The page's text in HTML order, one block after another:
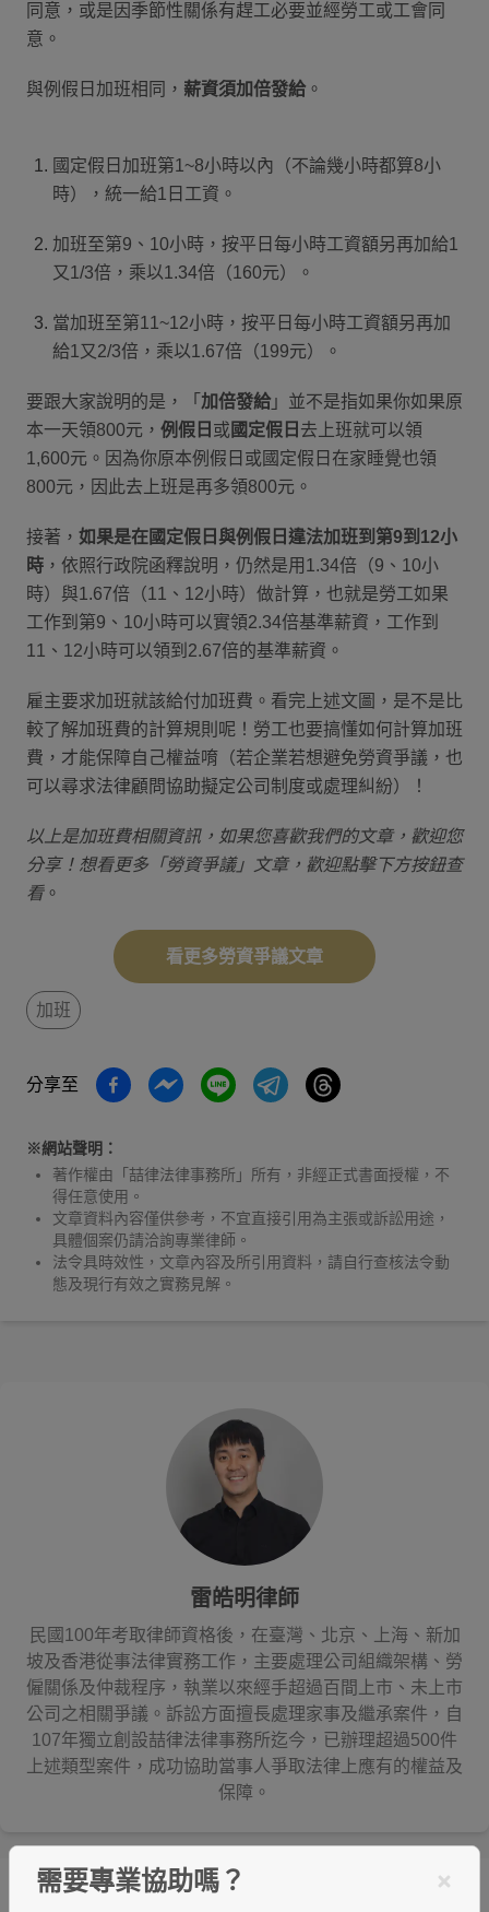
同意，或是因季節性關係有趕工必要並經勞工或工會同
意。
與例假日加班相同， 薪資須加倍發給 。
國定假日加班第1~8小時以內（不論幾小時都算8小
時），統一給1日工資。
加班至第9、10小時，按平日每小時工資額另再加給1
又1/3倍，乘以1.34倍（160元）。
當加班至第11~12小時，按平日每小時工資額另再加
給1又2/3倍，乘以1.67倍（199元）。
要跟大家說明的是，「 加倍發給 」並不是指如果你如果原
本一天領800元， 例假日 或國定假日 去上班就可以領
1,600元。因為你原本例假日或國定假日在家睡覺也領
800元，因此去上班是再多領800元。
接著， 如果是在國定假日與例假日違法加班到第9到12小
時 ，依照行政院函釋說明，仍然是用1.34倍（9、10小
時）與1.67倍（11、12小時）做計算，也就是勞工如果
工作到第9、10小時可以實領2.34倍基準薪資，工作到
11、12小時可以領到2.67倍的基準薪資。
雇主要求加班就該給付加班費。看完上述文圖，是不是比
較了解加班費的計算規則呢！勞工也要搞懂如何計算加班
費，才能保障自己權益唷（若企業若想避免勞資爭議，也
可以尋求法律顧問協助擬定公司制度或處理糾紛）！
以上是加班費相關資訊，如果您喜歡我們的文章，歡迎您
分享！想看更多「勞資爭議」文章，歡迎點擊下方按鈕查
看。
看更多勞資爭議文章
加班
分享至
※網站聲明：
著作權由「喆律法律事務所」所有，非經正式書面授權，不
得任意使用。
文章資料內容僅供參考，不宜直接引用為主張或訴訟用途，
具體個案仍請洽詢專業律師。
法令具時效性，文章內容及所引用資料，請自行查核法令動
態及現行有效之實務見解。
雷皓明律師
民國100年考取律師資格後，在臺灣、北京、上海、新加
坡及香港從事法律實務工作，主要處理公司組織架構、勞
僱關係及仲裁程序，執業以來經手超過百間上市、未上市
公司之相關爭議。訴訟方面擅長處理家事及繼承案件，自
107年獨立創設喆律法律事務所迄今，已辦理超過500件
上述類型案件，成功協助當事人爭取法律上應有的權益及
保障。
編輯精選
需要專業協助嗎？